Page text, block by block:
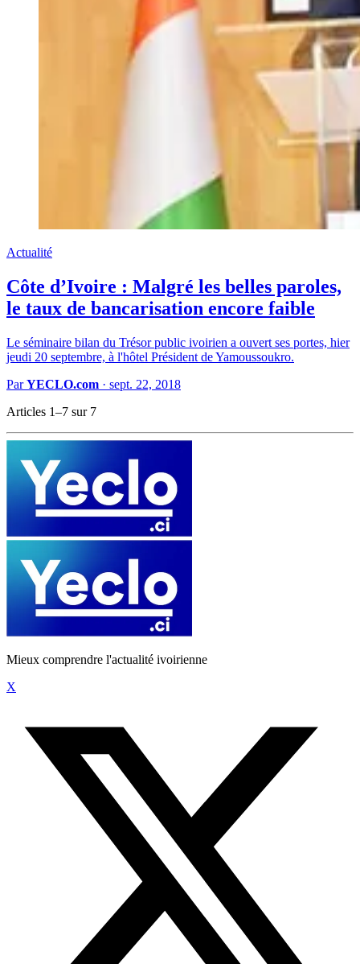
Actualité
Côte d’Ivoire : Malgré les belles paroles,
le taux de bancarisation encore faible
Le séminaire bilan du Trésor public ivoirien a ouvert ses portes, hier
jeudi 20 septembre, à l'hôtel Président de Yamoussoukro.
ParYECLO.com · sept. 22, 2018
Articles 1–7 sur 7
Mieux comprendre l'actualité ivoirienne
X